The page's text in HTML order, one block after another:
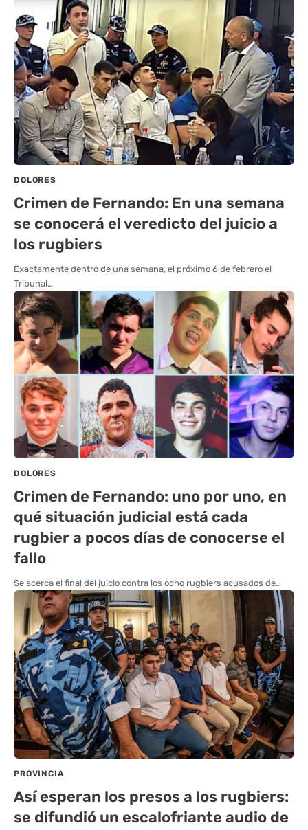
DOLORES
Crimen de Fernando: En una semana
se conocerá el veredicto del juicio a
los rugbiers
Exactamente dentro de una semana, el próximo 6 de febrero el
Tribunal…
DOLORES
Crimen de Fernando: uno por uno, en
qué situación judicial está cada
rugbier a pocos días de conocerse el
fallo
Se acerca el final del juicio contra los ocho rugbiers acusados de…
PROVINCIA
Así esperan los presos a los rugbiers:
se difundió un escalofriante audio de